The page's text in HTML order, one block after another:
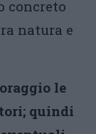
concreto
natura e
le
quindi